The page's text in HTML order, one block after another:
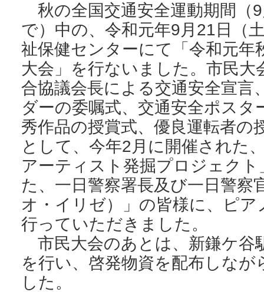
秋の全国交通安全運動期間（
で）中の、令和元年9月21日（
祉保健センターにて「令和元年
大会」を行ないました。市民大
合協議会長による交通安全宣言
ダーの委嘱式、交通安全ポスタ
秀作品の授賞式、優良運転者の
として、今年2月に開催された
アーティスト発掘プロジェク
た、一日警察署長及び一日警察
オ・イリゼ）」の皆様に、ピ
行っていただきました。
市民大会のあとは、新鎌ケ谷
を行い、啓発物資を配布しな
した。